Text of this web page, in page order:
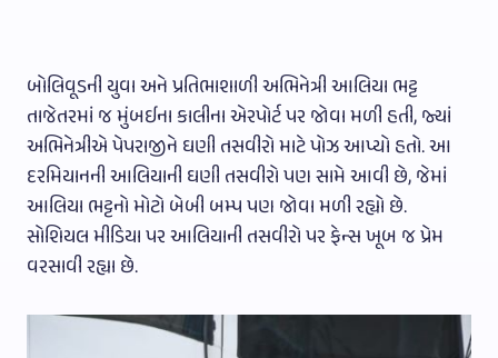
બોલિવૂડની યુવા અને પ્રતિભાશાળી અભિનેત્રી આલિયા ભટ્ટ
તાજેતરમાં જ મુંબઈના કાલીના એરપોર્ટ પર જોવા મળી હતી, જ્યાં
અભિનેત્રીએ પેપરાજીને ઘણી તસવીરો માટે પોઝ આપ્યો હતો. આ
દરમિયાનની આલિયાની ઘણી તસવીરો પણ સામે આવી છે, જેમાં
આલિયા ભટ્ટનો મોટો બેબી બમ્પ પણ જોવા મળી રહ્યો છે.
સોશિયલ મીડિયા પર આલિયાની તસવીરો પર ફેન્સ ખૂબ જ પ્રેમ
વરસાવી રહ્યા છે.